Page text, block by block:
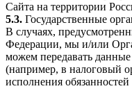
Сайта на территории
5.3. Государственные
В случаях,
Федерации, мы и/или
можем передавать
(например, в налоговый
исполнения обязанностей